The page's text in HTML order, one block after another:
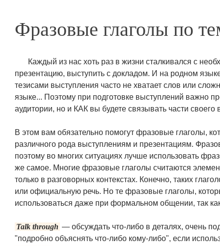
Фразовые глаголы по
Каждый из нас хоть раз в жизни сталкивался с
презентацию, выступить с докладом. И на родном
тезисами выступления часто не хватает слов или
языке... Поэтому при подготовке выступлений важно
аудитории, но и КАК вы будете связывать части своего
В этом вам обязательно помогут фразовые глаголы,
различного рода выступлениям и презентациям.
поэтому во многих ситуациях лучше использовать
же самое. Многие фразовые глаголы считаются
только в разговорных контекстах. Конечно, таких
или официальную речь. Но те фразовые глаголы,
использоваться даже при формальном общении, так
Talk through — обсуждать что-либо в деталях, очень
"подробно объяснять что-либо кому-либо", если